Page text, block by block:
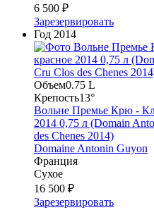
6 500 ₽
Зарезервировать
Год 2014
Объем0.75 L
Крепость13°
Вольне Премье Крю -
2014 0,75 л (Domain
des Chenes 2014)
Domaine Antonin Guyon
Франция
Сухое
16 500 ₽
Зарезервировать